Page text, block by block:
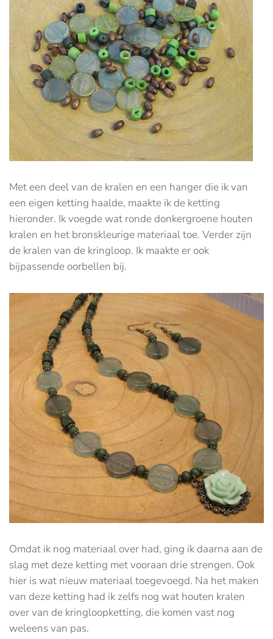
Met een deel van de kralen en een hanger die ik van
een eigen ketting haalde, maakte ik de ketting
hieronder. Ik voegde wat ronde donkergroene houten
kralen en het bronskleurige materiaal toe. Verder zijn
de kralen van de kringloop. Ik maakte er ook
bijpassende oorbellen bij.
Omdat ik nog materiaal over had, ging ik daarna aan de
slag met deze ketting met vooraan drie strengen. Ook
hier is wat nieuw materiaal toegevoegd. Na het maken
van deze ketting had ik zelfs nog wat houten kralen
over van de kringloopketting, die komen vast nog
weleens van pas.